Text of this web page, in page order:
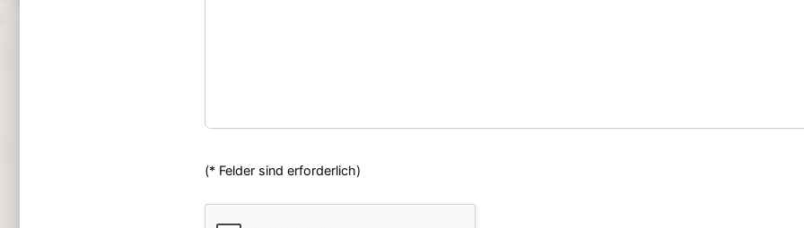
(* Felder sind erforderlich)